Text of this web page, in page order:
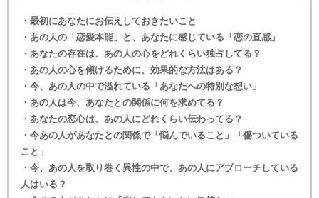
・最初にあなたにお伝えしておきたいこと
・あの人の「恋愛本能」と、あなたに感じている「恋の直感」
・あなたの存在は、あの人の心をどれくらい独占してる？
・あの人の心を傾けるために、効果的な方法はある？
・今、あの人の中で溢れている「あなたへの特別な想い」
・あの人は今、あなたとの関係に何を求めてる？
・あなたの恋心は、あの人にどれくらい伝わってる？
・今あの人があなたとの関係で「悩んでいること」「傷ついている
こと」
・今、あの人を取り巻く異性の中で、あの人にアプローチしている
人はいる？